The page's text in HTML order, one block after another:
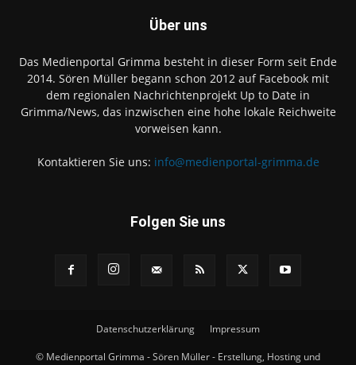
Über uns
Das Medienportal Grimma besteht in dieser Form seit Ende
2014. Sören Müller begann schon 2012 auf Facebook mit
dem regionalen Nachrichtenprojekt Up to Date in
Grimma/News, das inzwischen eine hohe lokale Reichweite
vorweisen kann.
Kontaktieren Sie uns: info@medienportal-grimma.de
Folgen Sie uns
Datenschutzerklärung Impressum
© Medienportal Grimma - Sören Müller - Erstellung, Hosting und